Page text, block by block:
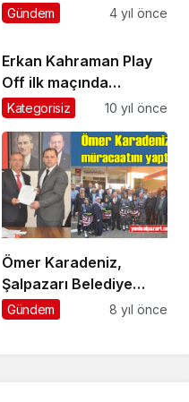
karşılaşacak
Gündem 4 yıl önce
Erkan Kahraman Play
Off ilk maçında
sakatlandı
Kategorisiz 10 yıl önce
Ömer Karadeniz,
Şalpazarı Belediye
Başkanı Aday Adayı
Gündem 8 yıl önce